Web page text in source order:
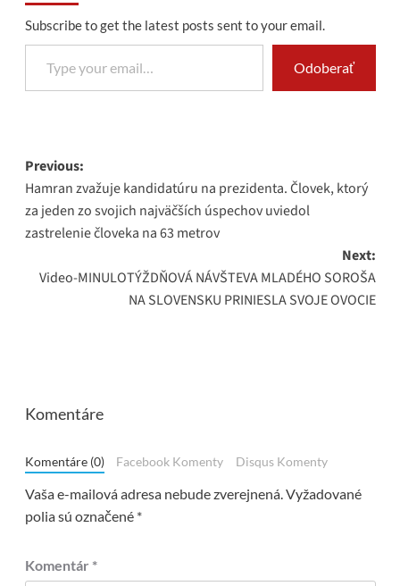
Subscribe to get the latest posts sent to your email.
Type your email…
Odoberať
Post
navigation
Previous:
Hamran zvažuje kandidatúru na prezidenta. Človek, ktorý
za jeden zo svojich najväčších úspechov uviedol
zastrelenie človeka na 63 metrov
Next:
Video-MINULOTÝŽDŇOVÁ NÁVŠTEVA MLADÉHO SOROŠA
NA SLOVENSKU PRINIESLA SVOJE OVOCIE
Komentáre
Komentáre (0) Facebook Komenty Disqus Komenty
Vaša e-mailová adresa nebude zverejnená. Vyžadované
polia sú označené *
Komentár *